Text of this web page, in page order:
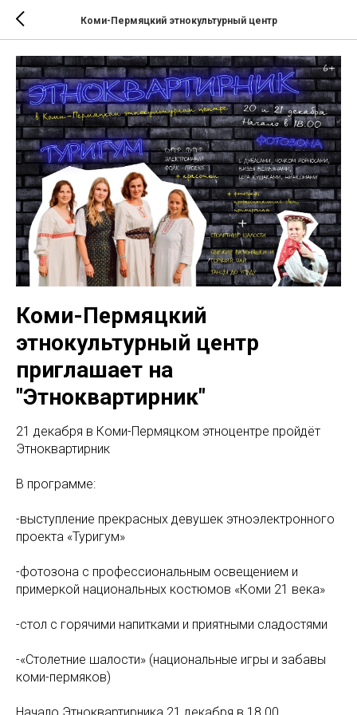
Коми-Пермяцкий этнокультурный центр
Коми-Пермяцкий
этнокультурный центр
приглашает на
"Этноквартирник"
21 декабря в Коми-Пермяцком этноцентре пройдёт
Этноквартирник
В программе:
-выступление прекрасных девушек этноэлектронного
проекта «Туригум»
-фотозона с профессиональным освещением и
примеркой национальных костюмов «Коми 21 века»
-стол с горячими напитками и приятными сладостями
-«Столетние шалости» (национальные игры и забавы
коми-пермяков)